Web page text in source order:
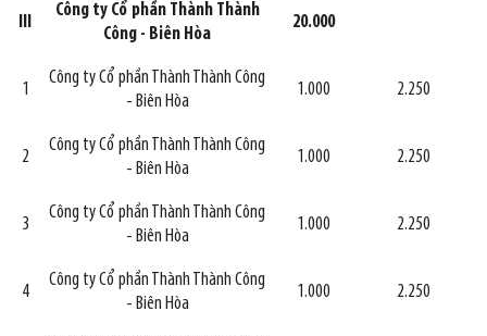
Công ty Cổ phần Thành Thành
Công - Biên Hòa
20.000
1
Công ty Cổ phần Thành Thành Công
- Biên Hòa
1.000 2.250
2
Công ty Cổ phần Thành Thành Công
- Biên Hòa
1.000 2.250
3
Công ty Cổ phần Thành Thành Công
- Biên Hòa
1.000 2.250
4
Công ty Cổ phần Thành Thành Công
- Biên Hòa
1.000 2.250